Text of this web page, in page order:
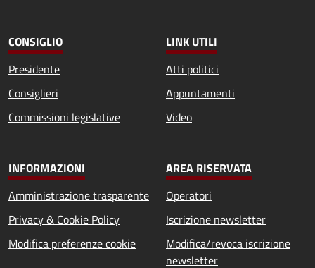
CONSIGLIO
Presidente
Consiglieri
Commissioni legislative
LINK UTILI
Atti politici
Appuntamenti
Video
INFORMAZIONI
Amministrazione trasparente
Privacy & Cookie Policy
Modifica preferenze cookie
AREA RISERVATA
Operatori
Iscrizione newsletter
Modifica/revoca iscrizione
newsletter